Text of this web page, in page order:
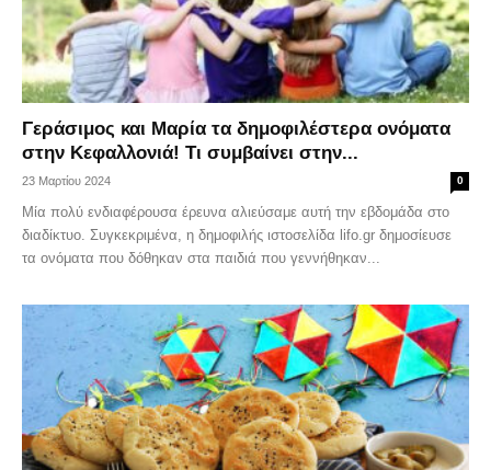
Γεράσιμος και Μαρία τα δημοφιλέστερα ονόματα
στην Κεφαλλονιά! Τι συμβαίνει στην...
23 Μαρτίου 2024 0
Μία πολύ ενδιαφέρουσα έρευνα αλιεύσαμε αυτή την εβδομάδα στο
διαδίκτυο. Συγκεκριμένα, η δημοφιλής ιστοσελίδα lifo.gr δημοσίευσε
τα ονόματα που δόθηκαν στα παιδιά που γεννήθηκαν...